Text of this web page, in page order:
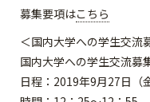
募集要項はこちら
＜国内大学への学生交流
国内大学への学生交流募
日程：2019年9月27日（金